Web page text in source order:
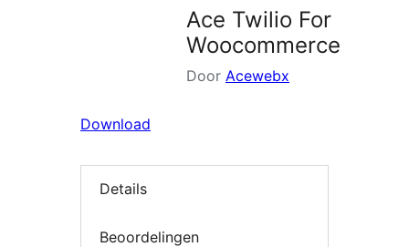
Ace Twilio For
Woocommerce
Door Acewebx
Download
Details
Beoordelingen